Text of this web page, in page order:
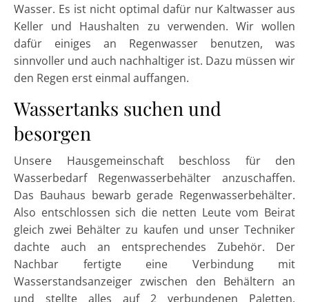
Wasser. Es ist nicht optimal dafür nur Kaltwasser aus
Keller und Haushalten zu verwenden. Wir wollen
dafür einiges an Regenwasser benutzen, was
sinnvoller und auch nachhaltiger ist. Dazu müssen wir
den Regen erst einmal auffangen.
Wassertanks suchen und
besorgen
Unsere Hausgemeinschaft beschloss für den
Wasserbedarf Regenwasserbehälter anzuschaffen.
Das Bauhaus bewarb gerade Regenwasserbehälter.
Also entschlossen sich die netten Leute vom Beirat
gleich zwei Behälter zu kaufen und unser Techniker
dachte auch an entsprechendes Zubehör. Der
Nachbar fertigte eine Verbindung mit
Wasserstandsanzeiger zwischen den Behältern an
und stellte alles auf 2 verbundenen Paletten.